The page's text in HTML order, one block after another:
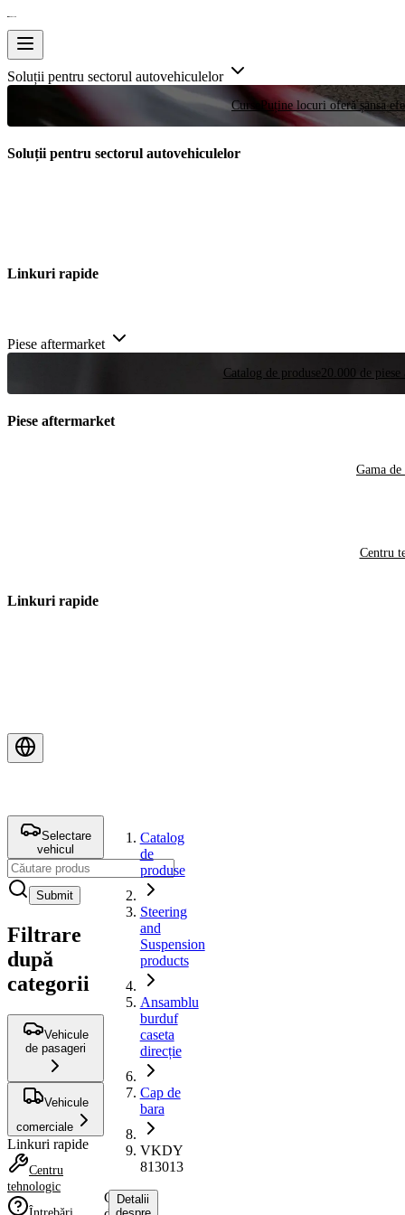
Soluții pentru sectorul autovehiculelor
Curse Puține locuri oferă șansa
Soluții pentru sectorul autovehiculelor
Linkuri rapide
Piese aftermarket
Catalog de produse 20.000 de
Piese aftermarket
Gama de
Centru
Linkuri rapide
Selectare
vehicul
Submit
Filtrare
după
categorii
Vehicule
de pasageri
Vehicule
comerciale
Linkuri rapide
Centru
tehnologic
Catalog
de
produse
Steering
and
Suspension
products
Ansamblu
burduf
caseta
direcție
Cap de
bara
VKDY
813013
CapDetalii